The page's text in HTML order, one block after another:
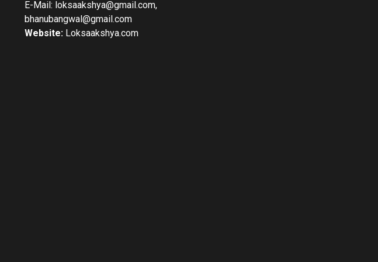
E-Mail: loksaakshya@gmail.com,
bhanubangwal@gmail.com
Website: Loksaakshya.com